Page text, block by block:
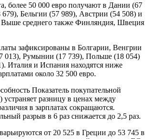
более 50 000 евро получают в Дании (67
Бельгии (57 989), Австрии (54 508) и
Выше среднего также Финляндия, Швеция
зафиксированы в Болгарии, Венгрии
013), Румынии (17 739), Польше (18 054)
Италия и Испания находятся ниже
около 32 500 евро.
Показатель покупательной
разницу в ценах между
в зарплатах сокращаются.
разрыв в 6 раз снижается до 2,5 раз.
от 20 525 в Греции до 53 745 в